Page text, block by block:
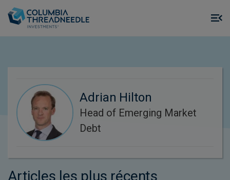
Adrian Hilton
Head of Emerging Market
Debt
Articles les plus récents